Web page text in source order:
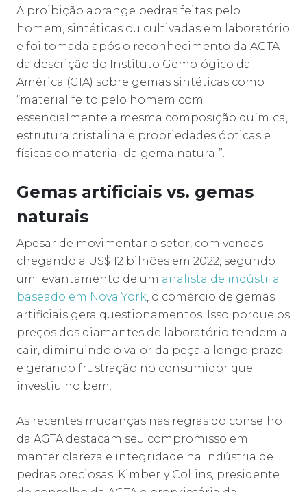
A proibição abrange pedras feitas pelo
homem, sintéticas ou cultivadas em laboratório
e foi tomada após o reconhecimento da AGTA
da descrição do Instituto Gemológico da
América (GIA) sobre gemas sintéticas como
“material feito pelo homem com
essencialmente a mesma composição química,
estrutura cristalina e propriedades ópticas e
físicas do material da gema natural”.
Gemas artificiais vs. gemas
naturais
Apesar de movimentar o setor, com vendas
chegando a US$ 12 bilhões em 2022, segundo
um levantamento de um analista de indústria
baseado em Nova York, o comércio de gemas
artificiais gera questionamentos. Isso porque os
preços dos diamantes de laboratório tendem a
cair, diminuindo o valor da peça a longo prazo
e gerando frustração no consumidor que
investiu no bem.
As recentes mudanças nas regras do conselho
da AGTA destacam seu compromisso em
manter clareza e integridade na indústria de
pedras preciosas. Kimberly Collins, presidente